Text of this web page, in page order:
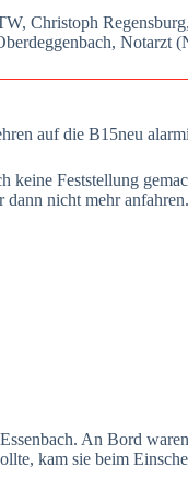
Chris­toph
Not­arzt
auf die B15neu
Fest­stel­lung
nicht mehr
An Bord
kam sie beim